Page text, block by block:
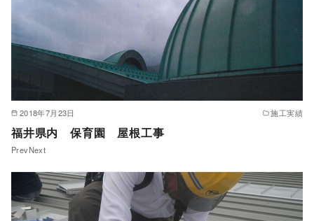
2018年7月23日 施工実績
福井県内 保育園 屋根工事
PrevNext